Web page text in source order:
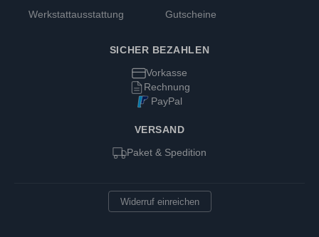
Werkstattausstattung
Gutscheine
SICHER BEZAHLEN
Vorkasse
Rechnung
PayPal
VERSAND
Paket & Spedition
Widerruf einreichen